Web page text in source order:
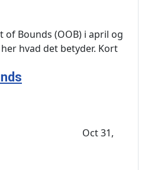
of Bounds (OOB) i april og
hvad det betyder. Kort
Oct 31,